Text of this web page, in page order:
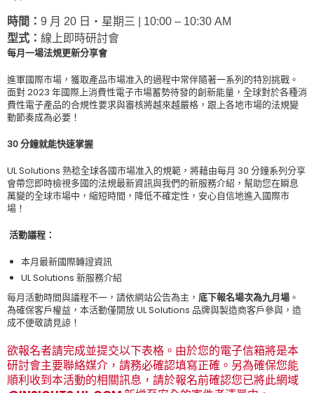
時間： 9 月 20 日‧星期三 | 10:00 – 10:30 AM
型式： 線上即時研討會
每月一場法規更新分享會
進軍國際市場，獲取產品市場准入的過程中常伴隨著一系列的特別挑戰。
面對2023 年國際上消費性電子市場蓄勢待發的創新能量，全球對於各種消
費性電子產品的合規性要求與審核將越來越嚴格，跟上各地市場的法規變
動節奏成為必要！
30分鐘就能快速掌握
UL Solutions 熟稔全球各國市場准入的規範，將藉由每月 30 分鐘系列分享
會帶您即時檢視多國的法規最新資訊與我們的新服務介紹，幫助您在瞬息
萬變的全球市場中，縮短時間，降低不確定性，安心自信地進入國際市
場！
活動議程：
本月最新國際轉證資訊
UL Solutions 新服務介紹
每月活動時間與議程不一，請依網站公告為主， 底下報名場次為九月場 。
為確保客戶權益，本活動僅開放UL Solutions 品牌與製造商客戶參與，造
成不便敬請見諒！
欲報名者請完成並提交以下表格。由於您的電子信箱將是本
研討會主要聯絡媒介，請務必確認填寫正確。另為確保您能
順利收到本活動的相關訊息，請於報名前確認您已將此網域